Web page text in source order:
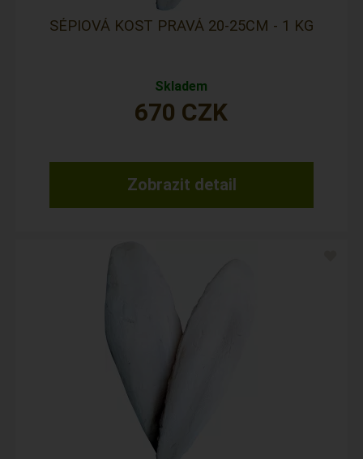
SÉPIOVÁ KOST PRAVÁ 20-25CM - 1 KG
Skladem
Zobrazit detail
670 CZK